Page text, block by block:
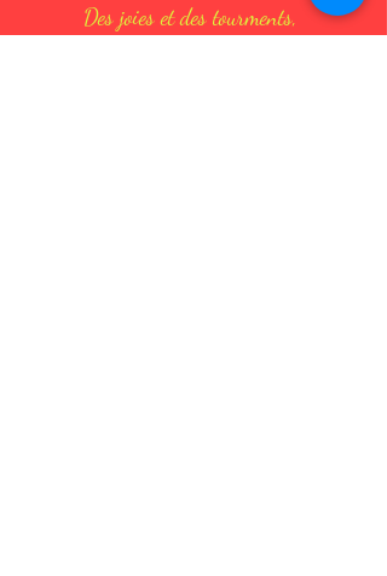
Des joies et des tourments,